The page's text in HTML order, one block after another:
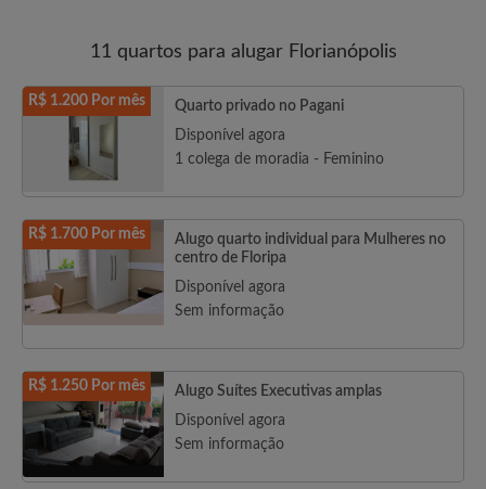
11 quartos para alugar Florianópolis
R$ 1.200 Por mês
Quarto privado no Pagani
Disponível agora
1 colega de moradia - Feminino
R$ 1.700 Por mês
Alugo quarto individual para Mulheres no
centro de Floripa
Disponível agora
Sem informação
R$ 1.250 Por mês
Alugo Suítes Executivas amplas
Disponível agora
Sem informação